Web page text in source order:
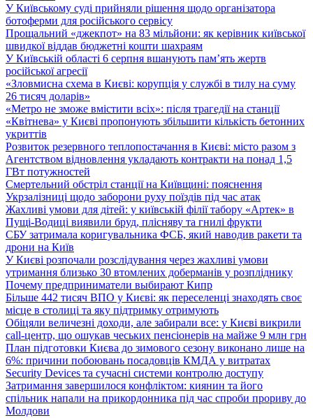
У Київському суді прийняли рішення щодо організатора
ботоферми для російського сервісу
Прощальний «джекпот» на 83 мільйони: як керівник київської
швидкої віддав бюджетні кошти шахраям
У Київській області 6 серпня вшанують пам’ять жертв
російської агресії
«Зловмисна схема в Києві: корупція у службі в тилу на суму
26 тисяч доларів»
«Метро не зможе вмістити всіх»: після трагедії на станції
«Квітнева» у Києві пропонують збільшити кількість бетонних
укриттів
Розвиток резервного теплопостачання в Києві: місто разом з
Агентством відновлення укладають контракти на понад 1,5
ГВт потужностей
Смертельний обстріл станції на Київщині: пояснення
Укрзалізниці щодо заборони руху поїздів під час атак
Жахливі умови для дітей: у київській філії табору «Артек» в
Пущі-Водиці виявили бруд, плісняву та гнилі фрукти
СБУ затримала коригувальника ФСБ, який наводив ракети та
дрони на Київ
У Києві розпочали розслідування через жахливі умови
утримання близько 30 втомлених доберманів у розпліднику
Почему предприниматели выбирают Кипр
Більше 442 тисяч ВПО у Києві: як переселенці знаходять своє
місце в столиці та яку підтримку отримують
Обіцяли величезні доходи, але забирали все: у Києві викрили
call-центр, що ошукав чеських пенсіонерів на майже 9 млн грн
План підготовки Києва до зимового сезону виконано лише на
6%: причини побоювань посадовців КМДА у витратах
Security Devices та сучасні системи контролю доступу
Затримання завершилося конфліктом: киянин та його
спільник напали на прикордонника під час спроби прориву до
Молдови